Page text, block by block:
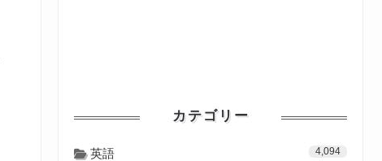
カテゴリー
英語 4,094